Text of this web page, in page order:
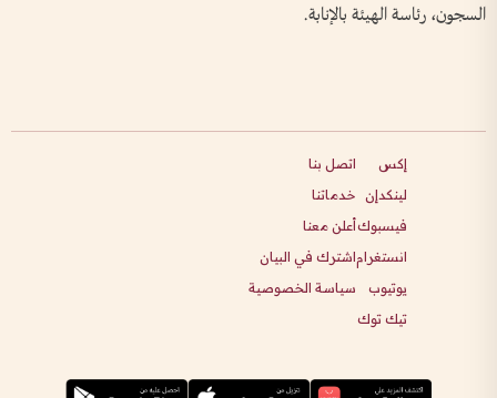
السجون، رئاسة الهيئة بالإنابة.
إكس
لينكدإن
فيسبوك
انستغرام
يوتيوب
تيك توك
اتصل بنا
خدماتنا
أعلن معنا
اشترك في البيان
سياسة الخصوصية